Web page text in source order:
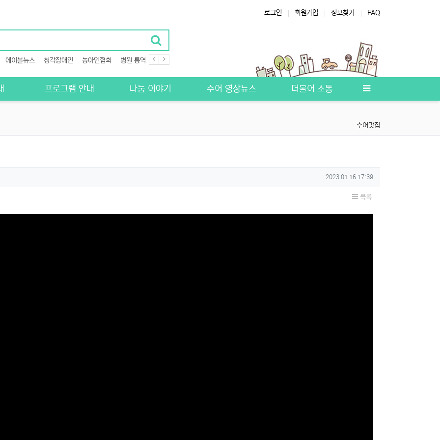
로그인 회원가입 정보찾기 FAQ
에이블뉴스 청각장애인 농아인협회 병원 통역 서대문구청 농아인복지관 장애인복지 서대문구의회 수어통역자격시험
프로그램 안내 나눔 이야기 수어 영상뉴스 더불어 소통
수어맛집
작성일
2023.01.16 17:39
목록